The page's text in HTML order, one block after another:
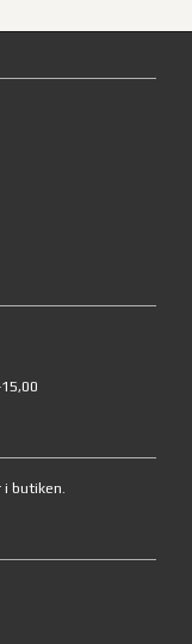
i butiken.